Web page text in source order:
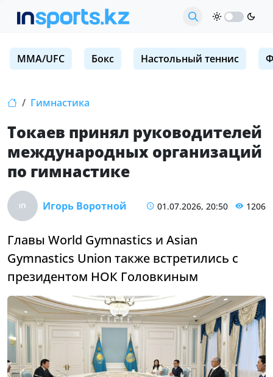
MMA/UFC Бокс Настольный теннис
Гимнастика
Токаев принял руководителей
международных организаций
по гимнастике
Игорь Воротной 01.07.2026, 20:50 1206
Главы World Gymnastics и Asian
Gymnastics Union также встретились с
президентом НОК Головкиным